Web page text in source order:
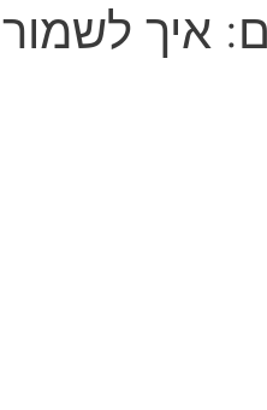
איך לשמור